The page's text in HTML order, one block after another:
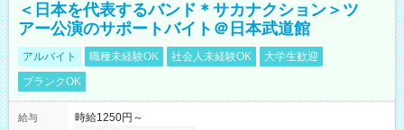
＜日本を代表するバンド＊サカナクション＞ツ
アー公演のサポートバイト＠日本武道館
アルバイト 職種未経験OK 社会人未経験OK
大学生歓迎
ブランクOK
給与
時給1250円～